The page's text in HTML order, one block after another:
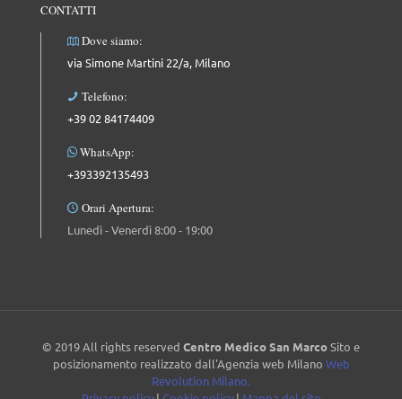
CONTATTI
Dove siamo:
via Simone Martini 22/a, Milano
Telefono:
+39 02 84174409
WhatsApp:
+393392135493
Orari Apertura:
Lunedì - Venerdì 8:00 - 19:00
© 2019 All rights reserved Centro Medico San MarcoSito e
posizionamento realizzato dall'Agenzia web Milano Web
Revolution Milano.